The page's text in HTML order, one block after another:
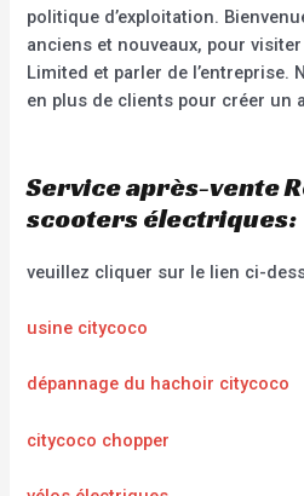
politique d’exploitation.
anciens et nouveaux, pour
Limited et parler de l’entreprise.
en plus de clients pour créer un
Service après-vente
scooters électriques:
veuillez cliquer sur le lien ci-
usine citycoco
dépannage du hachoir citycoco
citycoco chopper